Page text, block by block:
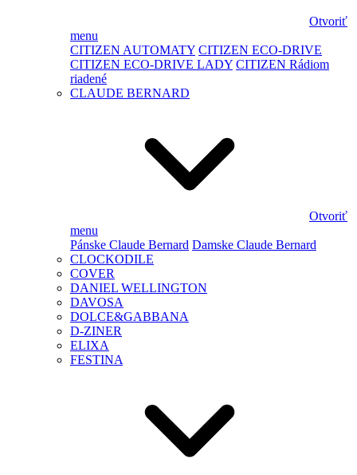
Otvoriť
menu
CITIZEN AUTOMATY CITIZEN ECO-DRIVE
CITIZEN ECO-DRIVE LADY CITIZEN Rádiom
riadené
CLAUDE BERNARD
Otvoriť
menu
Pánske Claude Bernard Damske Claude Bernard
CLOCKODILE
COVER
DANIEL WELLINGTON
DAVOSA
DOLCE&GABBANA
D-ZINER
ELIXA
FESTINA